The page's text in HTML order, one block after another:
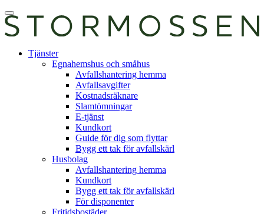
Skip
to
content
Öppna
huvudmeny
tjänst
Tjänster
Egnahemshus och småhus
Avfallshantering hemma
Avfallsavgifter
Kostnadsräknare
Slamtömningar
E-tjänst
Kundkort
Guide för dig som flyttar
Bygg ett tak för avfallskärl
Husbolag
Avfallshantering hemma
Kundkort
Bygg ett tak för avfallskärl
För disponenter
Fritidsbostäder